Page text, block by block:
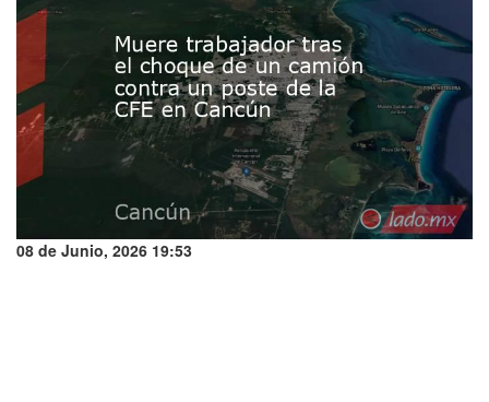
08 de Junio, 2026 19:53